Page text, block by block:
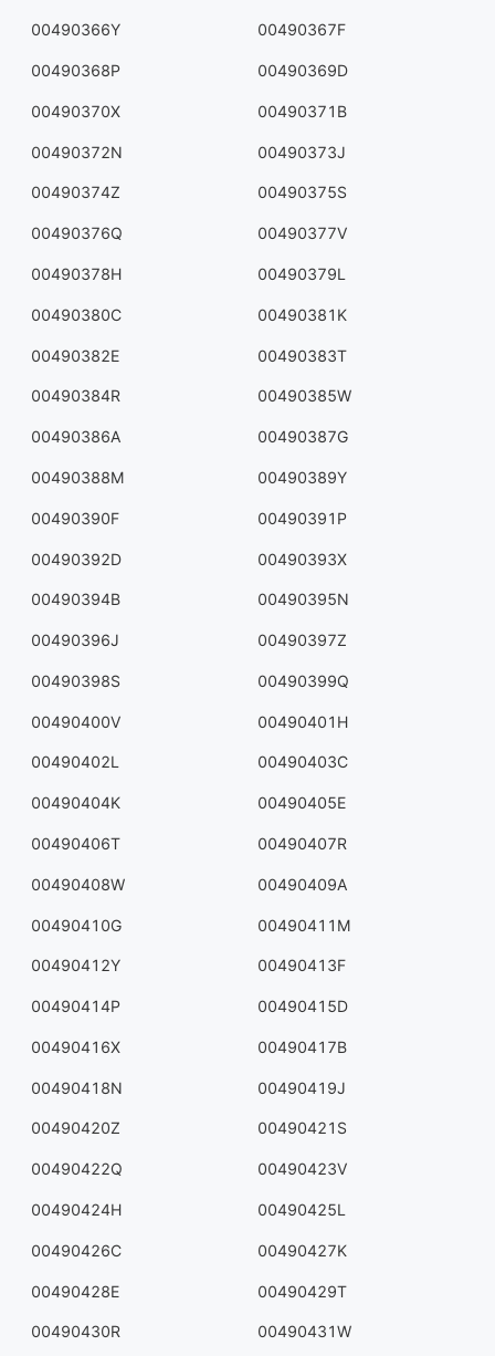
00490366Y 00490367F
00490368P 00490369D
00490370X 00490371B
00490372N 00490373J
00490374Z 00490375S
00490376Q 00490377V
00490378H 00490379L
00490380C 00490381K
00490382E 00490383T
00490384R 00490385W
00490386A 00490387G
00490388M 00490389Y
00490390F 00490391P
00490392D 00490393X
00490394B 00490395N
00490396J 00490397Z
00490398S 00490399Q
00490400V 00490401H
00490402L 00490403C
00490404K 00490405E
00490406T 00490407R
00490408W 00490409A
00490410G 00490411M
00490412Y 00490413F
00490414P 00490415D
00490416X 00490417B
00490418N 00490419J
00490420Z 00490421S
00490422Q 00490423V
00490424H 00490425L
00490426C 00490427K
00490428E 00490429T
00490430R 00490431W